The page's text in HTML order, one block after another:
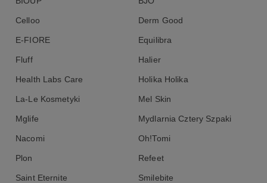
Celloo Derm Good
E-FIORE Equilibra
Fluff Halier
Health Labs Care Holika Holika
La-Le Kosmetyki Mel Skin
Mglife Mydlarnia Cztery Szpaki
Nacomi Oh!Tomi
Plon Refeet
Saint Eternite Smilebite